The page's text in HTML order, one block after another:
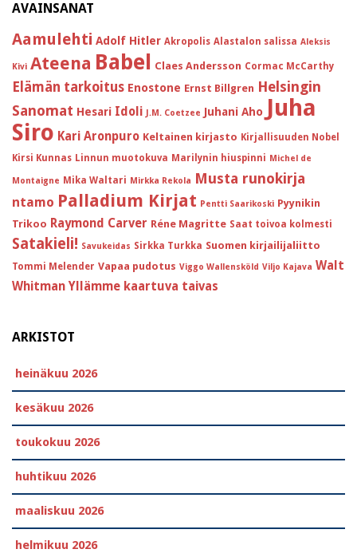
AVAINSANAT
Aamulehti Adolf Hitler Akropolis Alastalon salissa Aleksis
Kivi Ateena Babel Claes Andersson Cormac McCarthy
Elämän tarkoitus Enostone Ernst Billgren Helsingin
Sanomat Hesari Idoli J.M. Coetzee Juhani Aho Juha
Siro Kari Aronpuro Keltainen kirjasto Kirjallisuuden Nobel
Kirsi Kunnas Linnun muotokuva Marilynin hiuspinni Michel de
Montaigne Mika Waltari Mirkka Rekola Musta runokirja
ntamo Palladium Kirjat Pentti Saarikoski Pyynikin
Trikoo Raymond Carver Réne Magritte Saat toivoa kolmesti
Satakieli! Savukeidas Sirkka Turkka Suomen kirjailijaliitto
Tommi Melender Vapaa pudotus Viggo Wallensköld Viljo Kajava Walt
Whitman Yllämme kaartuva taivas
ARKISTOT
heinäkuu 2026
kesäkuu 2026
toukokuu 2026
huhtikuu 2026
maaliskuu 2026
helmikuu 2026